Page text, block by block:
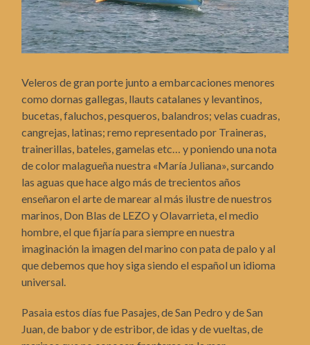
Veleros de gran porte junto a embarcaciones menores
como dornas gallegas, llauts catalanes y levantinos,
bucetas, faluchos, pesqueros, balandros; velas cuadras,
cangrejas, latinas; remo representado por Traineras,
trainerillas, bateles, gamelas etc… y poniendo una nota
de color malagueña nuestra «María Juliana», surcando
las aguas que hace algo más de trecientos años
enseñaron el arte de marear al más ilustre de nuestros
marinos, Don Blas de LEZO y Olavarrieta, el medio
hombre, el que fijaría para siempre en nuestra
imaginación la imagen del marino con pata de palo y al
que debemos que hoy siga siendo el español un idioma
universal.
Pasaia estos días fue Pasajes, de San Pedro y de San
Juan, de babor y de estribor, de idas y de vueltas, de